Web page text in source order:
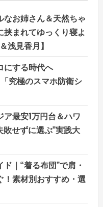
なお姉さん＆天然ちゃ
まれてゆっくり寝よ
浅見香月】
にする時代へ
「究極のスマホ防衛シ
ア最安1万円台＆ハワ
せずに選ぶ”実践大
｜“着る布団”で肩・
！素材別おすすめ・選